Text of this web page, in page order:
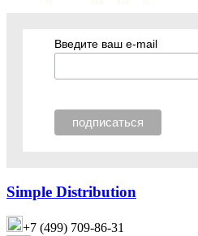
Введите ваш e-mail
Simple Distribution
+7 (499) 709-86-31